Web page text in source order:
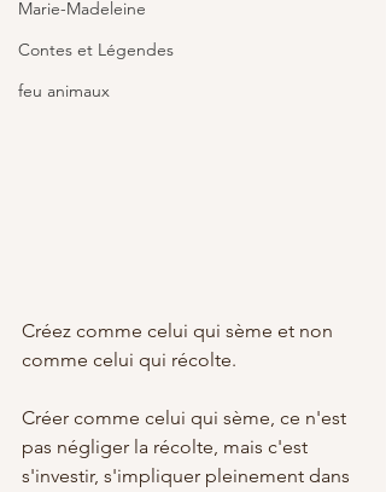
Marie-Madeleine
Contes et Légendes
feu animaux
Créez comme celui qui sème et non
comme celui qui récolte.
Créer comme celui qui sème, ce n'est
pas négliger la récolte, mais c'est
s'investir, s'impliquer pleinement dans